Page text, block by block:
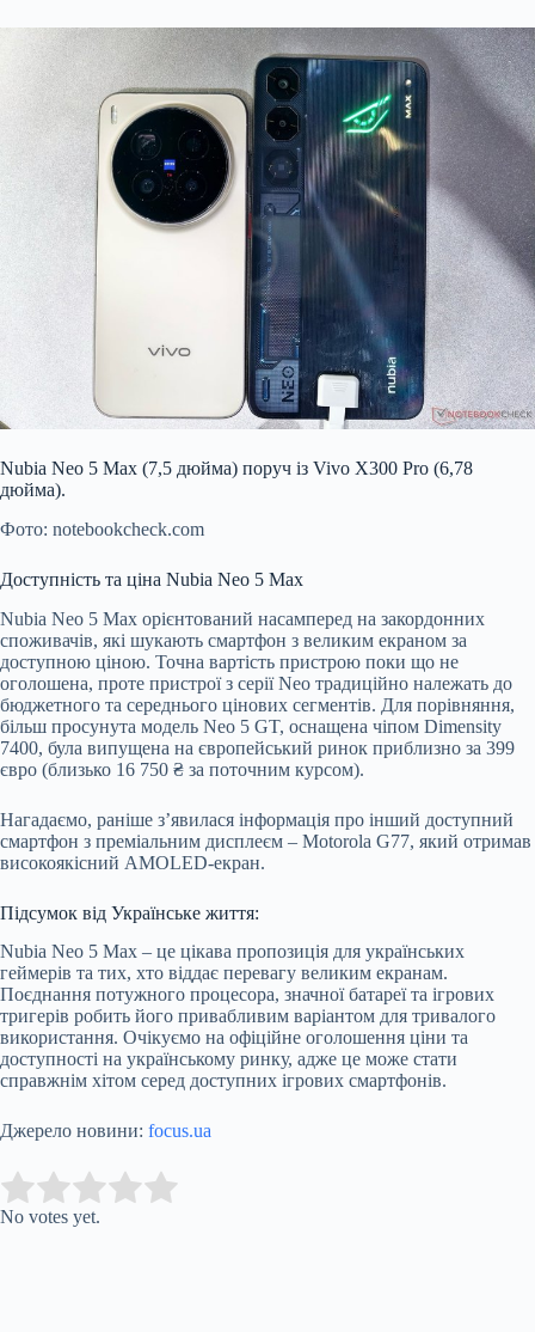
Nubia Neo 5 Max (7,5 дюйма) поруч із Vivo X300 Pro (6,78
дюйма).
Фото: notebookcheck.com
Доступність та ціна Nubia Neo 5 Max
Nubia Neo 5 Max орієнтований насамперед на закордонних
споживачів, які шукають смартфон з великим екраном за
доступною ціною. Точна вартість пристрою поки що не
оголошена, проте пристрої з серії Neo традиційно належать до
бюджетного та середнього цінових сегментів. Для порівняння,
більш просунута модель Neo 5 GT, оснащена чіпом Dimensity
7400, була випущена на європейський ринок приблизно за 399
євро (близько 16 750 ₴ за поточним курсом).
Нагадаємо, раніше з’явилася інформація про інший доступний
смартфон з преміальним дисплеєм – Motorola G77, який отримав
високоякісний AMOLED-екран.
Підсумок від Українське життя:
Nubia Neo 5 Max – це цікава пропозиція для українських
геймерів та тих, хто віддає перевагу великим екранам.
Поєднання потужного процесора, значної батареї та ігрових
тригерів робить його привабливим варіантом для тривалого
використання. Очікуємо на офіційне оголошення ціни та
доступності на українському ринку, адже це може стати
справжнім хітом серед доступних ігрових смартфонів.
Джерело новини: focus.ua
Rate this item:
No votes yet.